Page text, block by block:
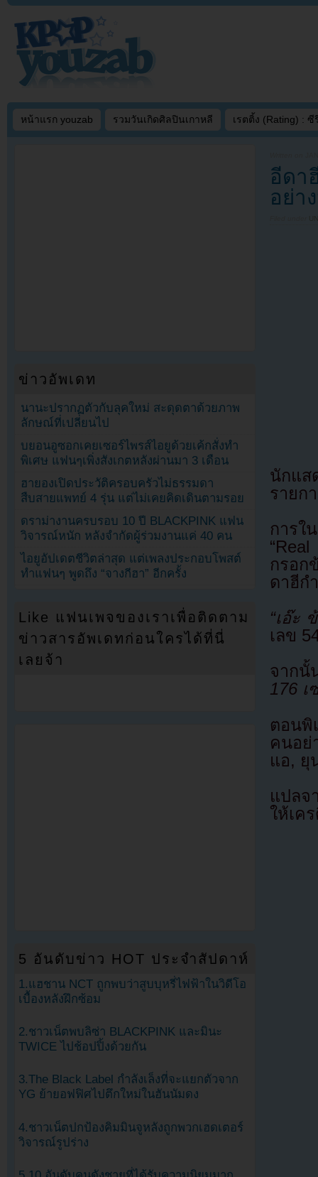
หน้าแรก youzab รวมวันเกิดศิลปินเกาหลี เรตติ้ง (Rating) : ซี
อีดา
อย่า
นักแส
รายก
การใ
กรอก
ดาฮีก
“เอ๊ะ
เลข
จากนั้
176 เ
ตอนพิ
คนอย่
แอ, ยุ
แปล
ให้เค
ข่าวอัพเดท
นานะปรากฏตัวกับลุคใหม่ สะดุดตาด้วยภาพ
ลักษณ์ที่เปลี่ยนไป
บยอนอูซอกเคยเซอร์ไพรส์ไอยูด้วยเค้กสั่งทำ
พิเศษ แฟนๆเพิ่งสังเกตหลังผ่านมา 3 เดือน
ฮายองเปิดประวัติครอบครัวไม่ธรรมดา
สืบสายแพทย์ 4 รุ่น แต่ไม่เคยคิดเดินตามรอย
ดราม่างานครบรอบ 10 ปี BLACKPINK แฟน
วิจารณ์หนัก หลังจำกัดผู้ร่วมงานแค่ 40 คน
ไอยูอัปเดตชีวิตล่าสุด แต่เพลงประกอบโพสต์
ทำแฟนๆ พูดถึง “จางกีฮา” อีกครั้ง
Like แฟนเพจของเราเพื่อติดตาม
ข่าวสารอัพเดทก่อนใครได้ที่นี่
เลยจ้า
5 อันดับข่าว HOT ประจำสัปดาห์
1.แฮชาน NCT ถูกพบว่าสูบบุหรี่ไฟฟ้าในวิดีโอ
เบื้องหลังฝึกซ้อม
2.ชาวเน็ตพบลิซ่า BLACKPINK และมินะ
TWICE ไปช้อปปิ้งด้วยกัน
3.The Black Label กำลังเล็งที่จะแยกตัวจาก
YG ย้ายอฟฟิศไปตึกใหม่ในฮันนัมดง
4.ชาวเน็ตปกป้องคิมมินจูหลังถูกพวกเฮดเตอร์
วิจารณ์รูปร่าง